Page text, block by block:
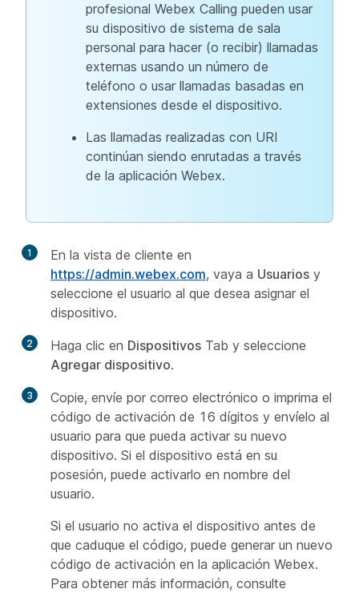
profesional Webex Calling pueden usar
su dispositivo de sistema de sala
personal para hacer (o recibir) llamadas
externas usando un número de
teléfono o usar llamadas basadas en
extensiones desde el dispositivo.
Las llamadas realizadas con URI
continúan siendo enrutadas a través
de la aplicación Webex.
1
En la vista de cliente en
https://admin.webex.com, vaya a Usuarios y
seleccione el usuario al que desea asignar el
dispositivo.
2 Haga clic en Dispositivos Tab y seleccione
Agregar dispositivo.
3
Copie, envíe por correo electrónico o imprima el
código de activación de 16 dígitos y envíelo al
usuario para que pueda activar su nuevo
dispositivo. Si el dispositivo está en su
posesión, puede activarlo en nombre del
usuario.
Si el usuario no activa el dispositivo antes de
que caduque el código, puede generar un nuevo
código de activación en la aplicación Webex.
Para obtener más información, consulte